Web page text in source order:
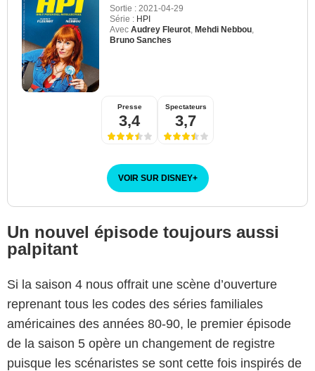
Sortie : 2021-04-29
Série : HPI
Avec Audrey Fleurot Mehdi Nebbou
Bruno Sanches
Presse
3,4
Spectateurs
3,7
VOIR SUR DISNEY+
Un nouvel épisode toujours aussi
palpitant
Si la saison 4 nous offrait une scène d’ouverture
reprenant tous les codes des séries familiales
américaines des années 80-90, le premier épisode
de la saison 5 opère un changement de registre
puisque les scénaristes se sont cette fois inspirés de